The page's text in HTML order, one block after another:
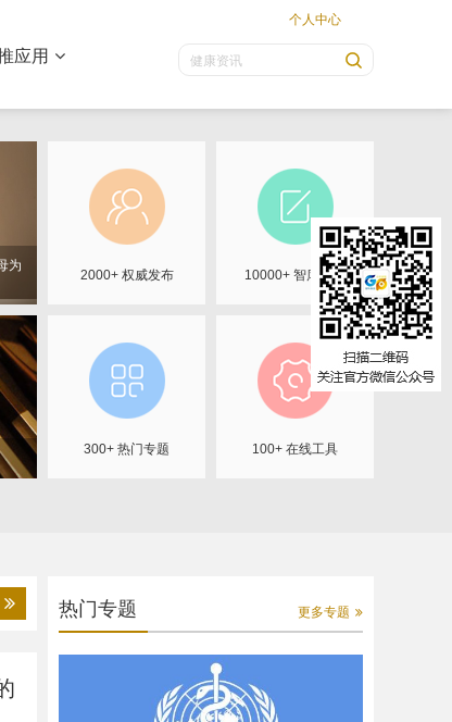
个人中心
应用
为
2000+ 权威发布 10000+ 智库文档
300+ 热门专题 100+ 在线工具
更多专题
热门专题